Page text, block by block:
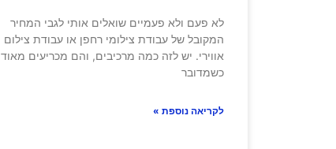
לא פעם ולא פעמיים שואלים אותי לגבי המחיר
המקובל של עבודת צילומי רחפן או עבודת צילום
אווירי. יש לזה כמה מרכיבים, והם מכריעים מאוד
כשמדובר
לקריאה נוספת »